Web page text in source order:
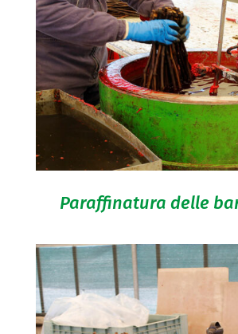
Paraffinatura delle